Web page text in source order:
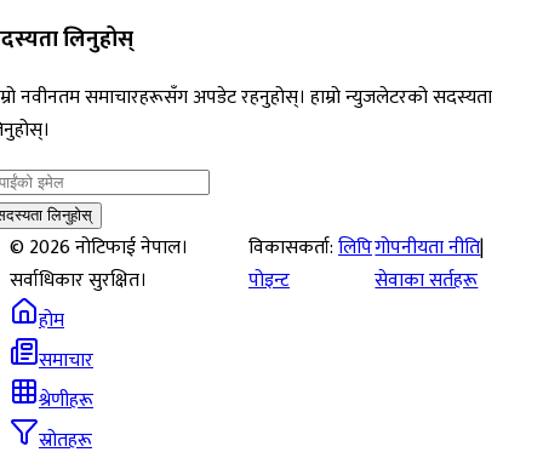
लिनुहोस्
नवीनतम समाचारहरूसँग अपडेट रहनुहोस्। हाम्रो न्युजलेटरको सदस्यता
लिनुहोस्
©2026नोटिफाई नेपाल।
सर्वाधिकार सुरक्षित।
विकासकर्ता:लिपि
पोइन्ट
गोपनीयता नीति|
सेवाका सर्तहरू
होम
समाचार
श्रेणीहरू
स्रोतहरू